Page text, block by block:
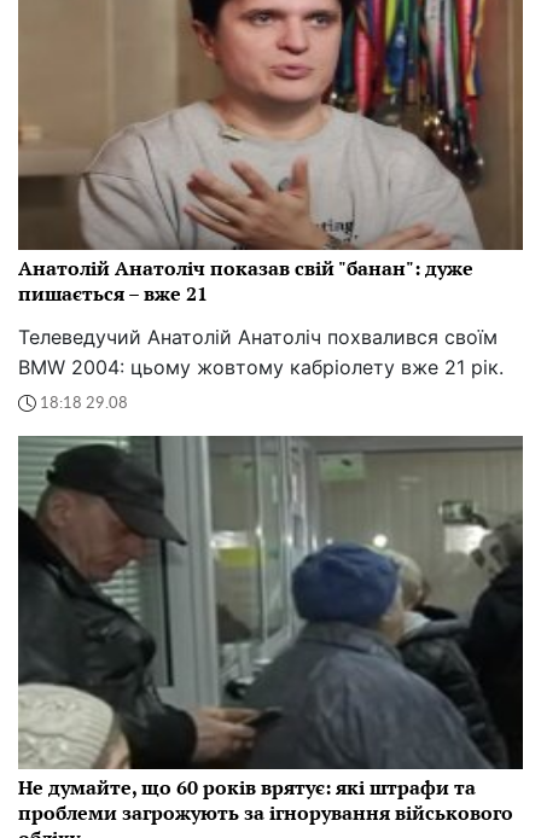
Анатолій Анатоліч показав свій "банан": дуже
пишається – вже 21
Телеведучий Анатолій Анатоліч похвалився своїм
BMW 2004: цьому жовтому кабріолету вже 21 рік.
18:18 29.08
Не думайте, що 60 років врятує: які штрафи та
проблеми загрожують за ігнорування військового